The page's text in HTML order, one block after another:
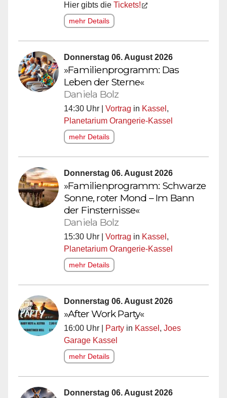
Hier gibts die Tickets!
mehr Details
Donnerstag 06. August 2026
»Familienprogramm: Das
Leben der Sterne«
Daniela Bolz
14:30 Uhr | Vortrag in Kassel ,
Planetarium Orangerie-Kassel
mehr Details
Donnerstag 06. August 2026
»Familienprogramm: Schwarze
Sonne, roter Mond – Im Bann
der Finsternisse«
Daniela Bolz
15:30 Uhr | Vortrag in Kassel ,
Planetarium Orangerie-Kassel
mehr Details
Donnerstag 06. August 2026
»After Work Party«
16:00 Uhr | Party in Kassel , Joes
Garage Kassel
mehr Details
Donnerstag 06. August 2026